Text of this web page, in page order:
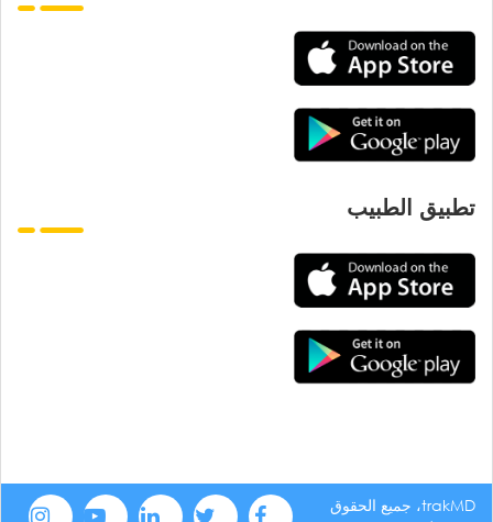
تطبيق الطبيب
trakMD، جميع الحقوق